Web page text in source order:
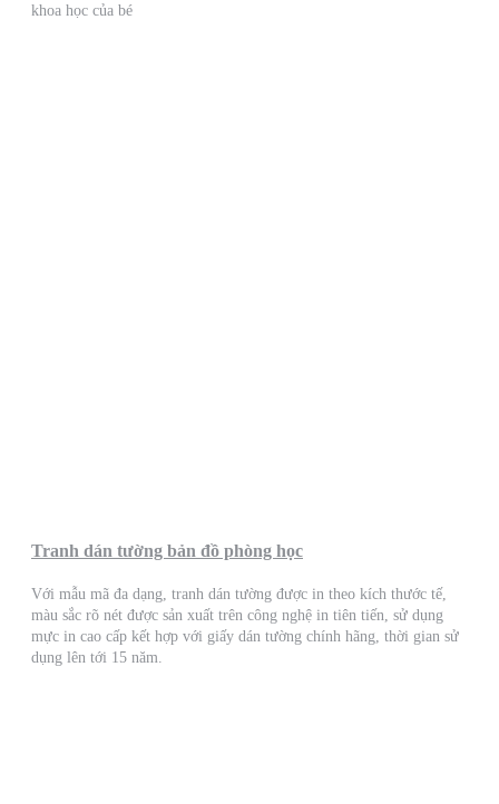
khoa học của bé
Tranh dán tường bản đồ phòng học
Với mẫu mã đa dạng, tranh dán tường được in theo kích thước tế,
màu sắc rõ nét được sản xuất trên công nghệ in tiên tiến, sử dụng
mực in cao cấp kết hợp với giấy dán tường chính hãng, thời gian sử
dụng lên tới 15 năm.